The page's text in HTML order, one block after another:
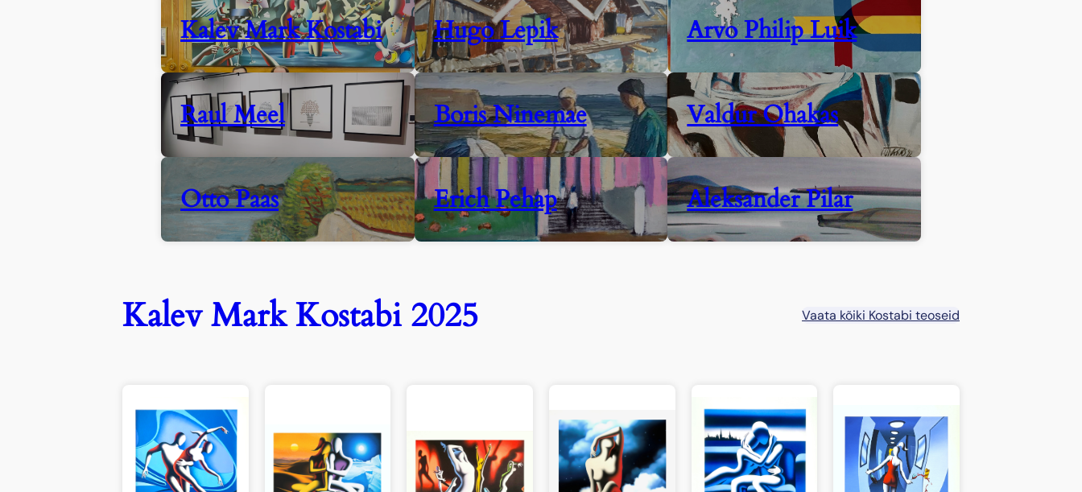
Kalev Mark Kostabi Hugo Lepik Arvo Philip Luik
Raul Meel Boris Ninemae Valdur Ohakas
Otto Paas Erich Pehap Aleksander Pilar
Kalev Mark Kostabi 2025 Vaata kõiki Kostabi teoseid